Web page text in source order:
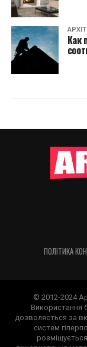
Как
ПОЛІТИКА
© 2012-2024
Використання
дозволяється за
систем